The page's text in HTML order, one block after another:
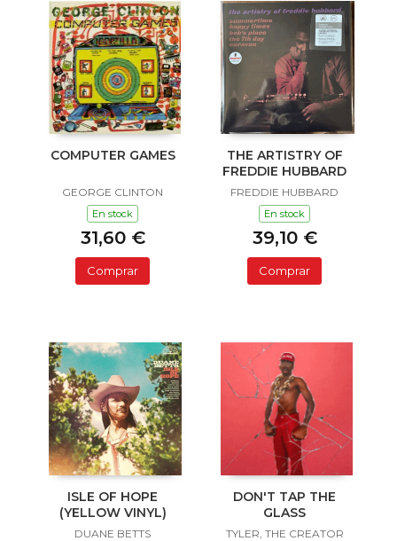
COMPUTER GAMES
GEORGE CLINTON
En stock
31,60 €
Comprar
THE ARTISTRY OF
FREDDIE HUBBARD
FREDDIE HUBBARD
En stock
39,10 €
Comprar
ISLE OF HOPE
(YELLOW VINYL)
DUANE BETTS
DON'T TAP THE
GLASS
TYLER, THE CREATOR